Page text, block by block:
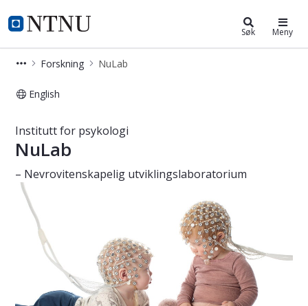
NTNU Hjemmeside
Institutt for psykologi Søk Meny
Forskning NuLab
English
Institutt for psykologi
NuLab
– Nevrovitenskapelig utviklingslaboratorium